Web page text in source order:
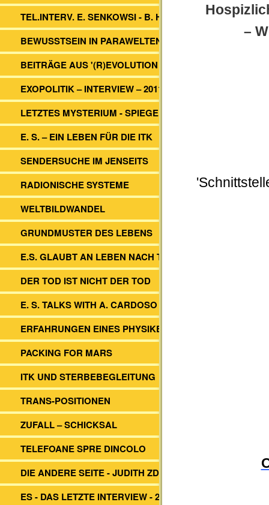
TEL.INTERV. E. SENKOWSI - B. HEIM
BEWUSSTSEIN IN PARAWELTEN
BEITRÄGE AUS '(R)EVOLUTION 2012'
EXOPOLITIK – INTERVIEW – 2011
LETZTES MYSTERIUM - SPIEGEL TV
E. S. – EIN LEBEN FÜR DIE ITK
SENDERSUCHE IM JENSEITS
RADIONISCHE SYSTEME
WELTBILDWANDEL
GRUNDMUSTER DES LEBENS
E.S. GLAUBT AN LEBEN NACH TOD
DER TOD IST NICHT DER TOD
E. S. TALKS WITH A. CARDOSO
ERFAHRUNGEN EINES PHYSIKERS
PACKING FOR MARS
ITK UND STERBEBEGLEITUNG
TRANS-POSITIONEN
ZUFALL – SCHICKSAL
TELEFOANE SPRE DINCOLO
DIE ANDERE SEITE - JUDITH ZDESAR
ES - DAS LETZTE INTERVIEW - 2014
–